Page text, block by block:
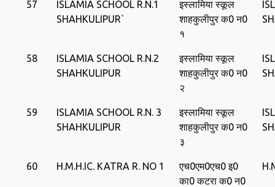
57
ISLAMIA SCHOOL R.N.1
SHAHKULIPUR`
इस्‍लामिया स्‍कूल
शाहकुलीपुर क0 न0
१
58
ISLAMIA SCHOOL R.N.2
SHAHKULIPUR
इस्‍लामिया स्‍कूल
शाहकुलीपुर क0 न0
२
59
ISLAMIA SCHOOL R.N. 3
SHAHKULIPUR
इस्‍लामिया स्‍कूल
शाहकुलीपुर क0 न0
३
60 H.M.H.IC. KATRA R. NO 1
एच0एम0एच0 इ0
का0 कटरा क0 न0